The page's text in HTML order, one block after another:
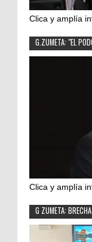
Clica y amplía
G.ZUMETA: "EL
Clica y amplía
G ZUMETA: